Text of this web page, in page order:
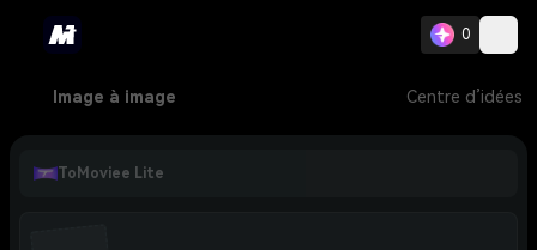
0
Image à image Centre d’idées
ToMoviee Lite